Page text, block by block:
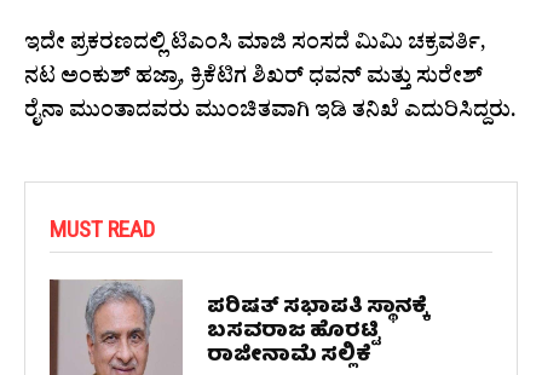
ಇದೇ ಪ್ರಕರಣದಲ್ಲಿ ಟಿಎಂಸಿ ಮಾಜಿ ಸಂಸದೆ ಮಿಮಿ ಚಕ್ರವರ್ತಿ,
ನಟ ಅಂಕುಶ್ ಹಜ್ರಾ, ಕ್ರಿಕೆಟಿಗ ಶಿಖರ್ ಧವನ್ ಮತ್ತು ಸುರೇಶ್
ರೈನಾ ಮುಂತಾದವರು ಮುಂಚಿತವಾಗಿ ಇಡಿ ತನಿಖೆ ಎದುರಿಸಿದ್ದರು.
MUST READ
ಪರಿಷತ್ ಸಭಾಪತಿ ಸ್ಥಾನಕ್ಕೆ
ಬಸವರಾಜ ಹೊರಟ್ಟಿ
ರಾಜೀನಾಮೆ ಸಲ್ಲಿಕೆ